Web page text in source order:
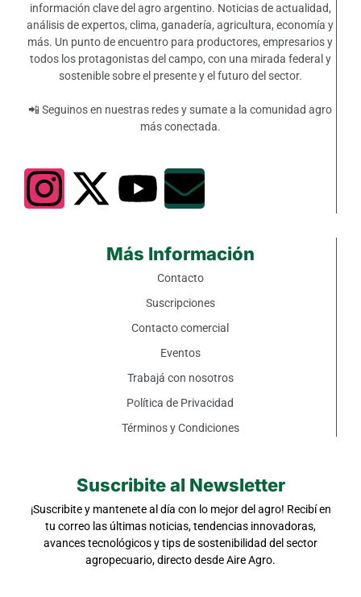
información clave del agro argentino. Noticias de actualidad,
análisis de expertos, clima, ganadería, agricultura, economía y
más. Un punto de encuentro para productores, empresarios y
todos los protagonistas del campo, con una mirada federal y
sostenible sobre el presente y el futuro del sector.
📲 Seguinos en nuestras redes y sumate a la comunidad agro
más conectada.
Más Información
Contacto
Suscripciones
Contacto comercial
Eventos
Trabajá con nosotros
Política de Privacidad
Términos y Condiciones
Suscribite al Newsletter
¡Suscribite y mantenete al día con lo mejor del agro! Recibí en
tu correo las últimas noticias, tendencias innovadoras,
avances tecnológicos y tips de sostenibilidad del sector
agropecuario, directo desde Aire Agro.